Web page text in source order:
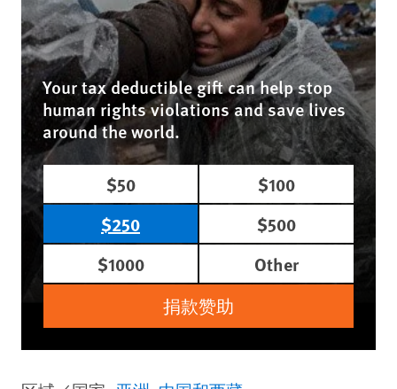
Your tax deductible gift can help stop
human rights violations and save lives
around the world.
$50
$100
$250
$500
$1000
Other
捐款赞助